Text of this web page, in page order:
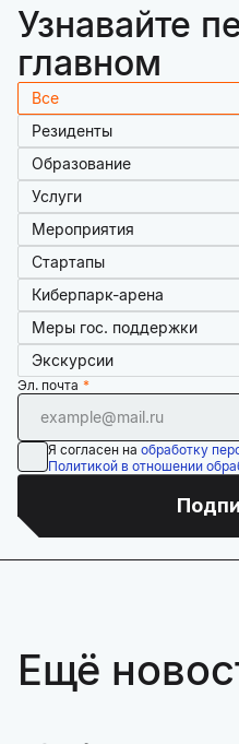
Узнавайте
главном
Все
Резиденты
Образование
Услуги
Мероприятия
Стартапы
Киберпарк-арена
Меры гос. поддержки
Экскурсии
Эл. почта
Я согласен на обработку
Политикой в отношении
Ещё